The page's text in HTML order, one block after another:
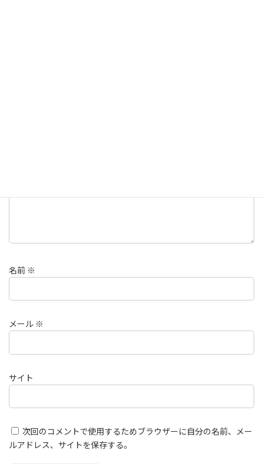
名前 ※
メール ※
サイト
次回のコメントで使用するためブラウザーに自分の名前、メー
ルアドレス、サイトを保存する。